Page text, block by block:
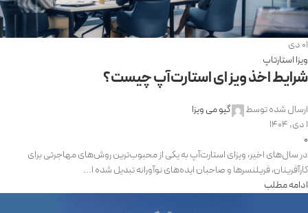
01دی
ویزا استارتاپ
شرایط اخذ ویزای استارت‌آپ چیست؟
ارسال شده توسط
گیو می ویزا
1 دی, 1404
0
در سال‌های اخیر، ویزای استارت‌آپ به یکی از محبوب‌ترین روش‌های مهاجرتی برای
کارآفرینان، فریلنسرها و صاحبان ایده‌های نوآورانه تبدیل شده ا...
ادامه مطلب